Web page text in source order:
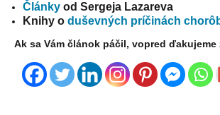
Články od Sergeja Lazareva
Knihy oduševných príčinách
Ak sa Vám článok páčil, vopred